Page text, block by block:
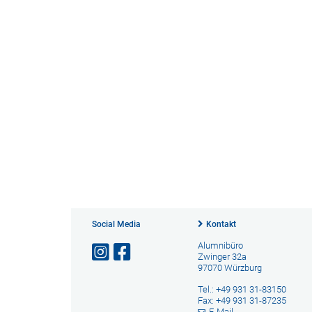
Social Media Kontakt
Alumnibüro
Zwinger 32a
97070 Würzburg
Tel.: +49 931 31-83150
Fax: +49 931 31-87235